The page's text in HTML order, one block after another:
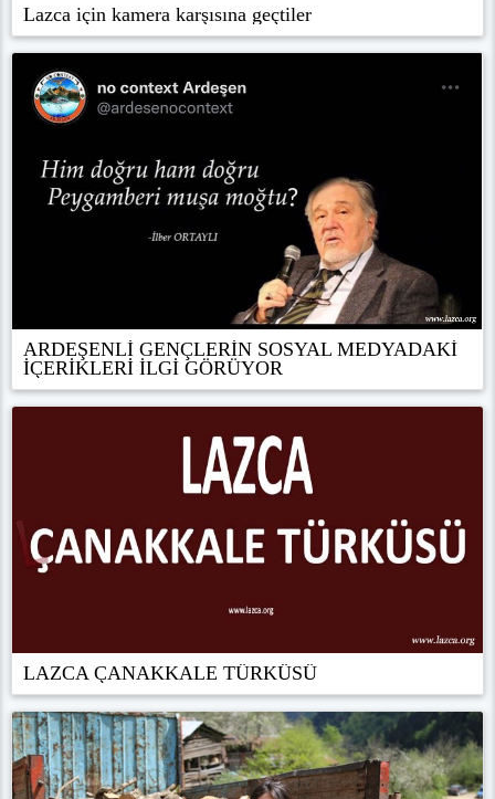
Lazca için kamera karşısına geçtiler
ARDEŞENLİ GENÇLERİN SOSYAL MEDYADAKİ
İÇERİKLERİ İLGİ GÖRÜYOR
LAZCA ÇANAKKALE TÜRKÜSÜ